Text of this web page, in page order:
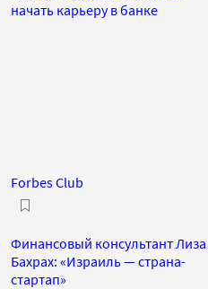
начать карьеру в банке
Forbes Club
Финансовый консультант Лиза
Бахрах: «Израиль — страна-
стартап»